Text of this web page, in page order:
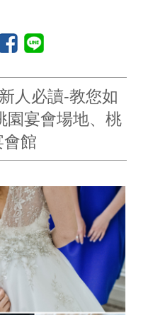
人必讀-教您如
園宴會場地、桃
會館